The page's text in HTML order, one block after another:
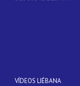
VÍDEOS LIÉBANA